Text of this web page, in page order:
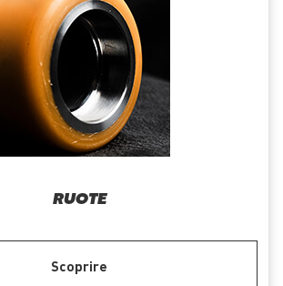
RUOTE
Scoprire